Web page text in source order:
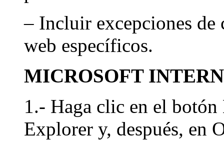
– Incluir excepciones
web específicos.
MICROSOFT
1.- Haga clic en el
Explorer y, después, en